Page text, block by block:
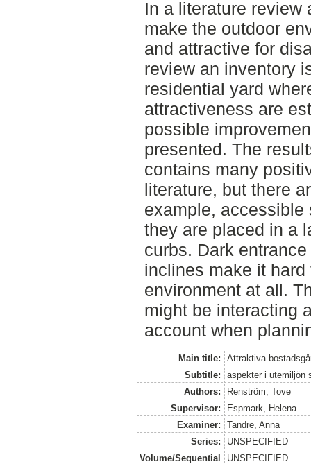
In a literature review
make the outdoor
and attractive for
review an inventory
residential yard
attractiveness are
possible
presented. The
contains many
literature, but there
example, accessible
they are placed in a
curbs. Dark
inclines make it
environment at all.
might be interacting
account when
Main title:
Attraktiva
Subtitle:
aspekter i utemiljön
Authors:
Renström, Tove
Supervisor:
Espmark, Helena
Examiner:
Tandre, Anna
Series:
UNSPECIFIED
Volume/Sequential
UNSPECIFIED